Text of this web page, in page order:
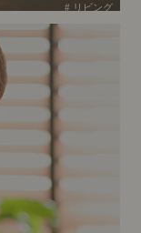
# リビング